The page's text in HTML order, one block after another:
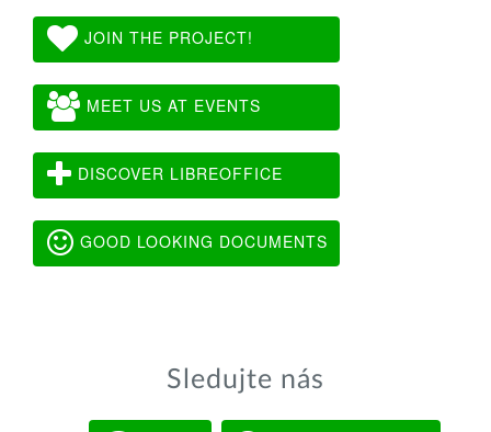
JOIN THE PROJECT!
MEET US AT EVENTS
DISCOVER LIBREOFFICE
GOOD LOOKING DOCUMENTS
Sledujte nás